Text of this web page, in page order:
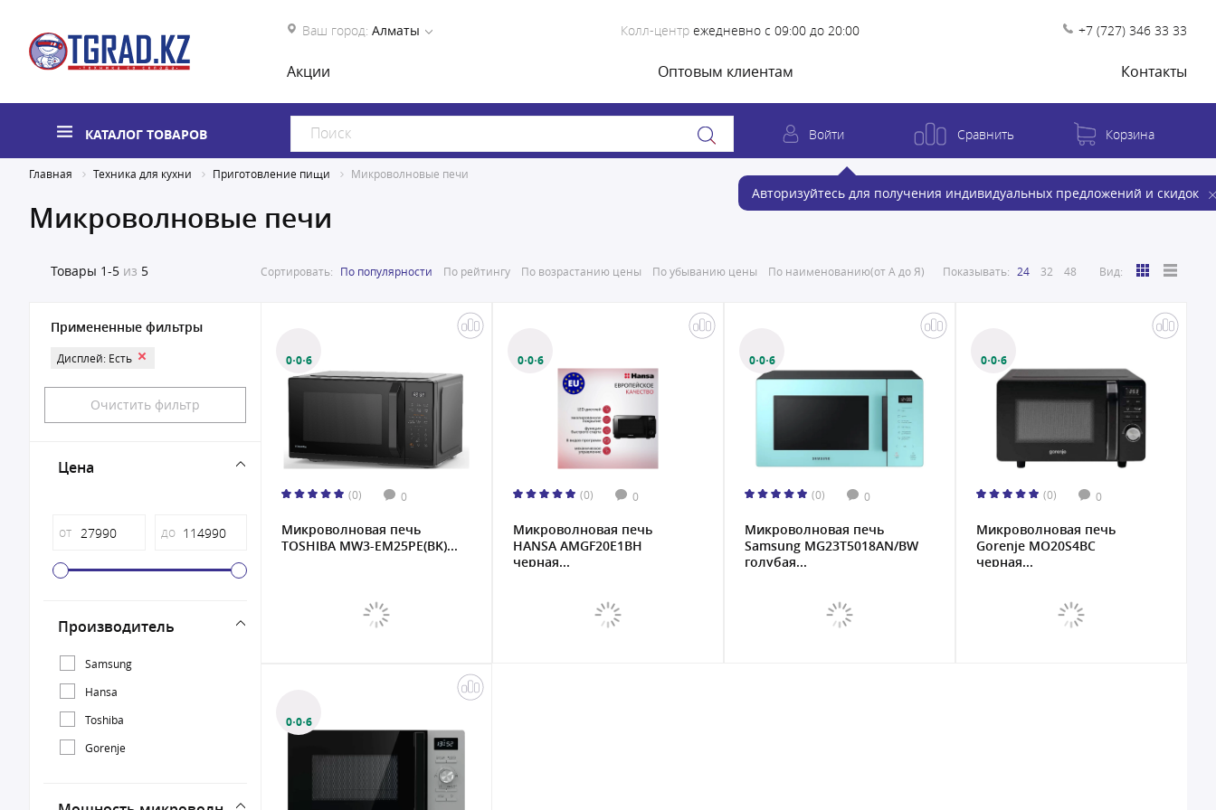
Ваш город: Алматы Колл-центр ежедневно с 09:00 до 20:00 +7 (727) 346 33 33
Акции Оптовым клиентам Контакты
КАТАЛОГ ТОВАРОВ Войти
Авторизуйтесь для получения индивидуальных предложений и скидок
Сравнить Корзина
Главная Техника для кухни Приготовление пищи Микроволновые печи
Микроволновые печи
Товары 1-5 из 5 Сортировать: По популярности По рейтингу По возрастанию цены По убыванию цены По наименованию(от А до Я) Показывать: 24 32 48 Вид:
Примененные фильтры
Дисплей: Есть
Очистить фильтр
Цена
от до
Производитель
Samsung
Hansa
Toshiba
Gorenje
0·0·6
(0) 0
Микроволновая печь
TOSHIBA MW3-EM25PE(BK)...
0·0·6
(0) 0
Микроволновая печь
HANSA AMGF20E1BH
черная...
0·0·6
(0) 0
Микроволновая печь
Samsung MG23T5018AN/BW
голубая...
0·0·6
(0) 0
Микроволновая печь
Gorenje MO20S4BC
черная...
0·0·6